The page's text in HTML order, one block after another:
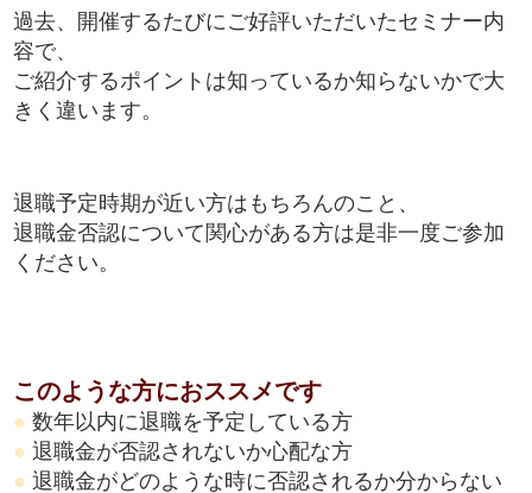
過去、開催するたびにご好評いただいたセミナー内
容で、
ご紹介するポイントは知っているか知らないかで大
きく違います。
退職予定時期が近い方はもちろんのこと、
退職金否認について関心がある方は是非一度ご参加
ください。
このような方におススメです
● 数年以内に退職を予定している方
● 退職金が否認されないか心配な方
● 退職金がどのような時に否認されるか分からない